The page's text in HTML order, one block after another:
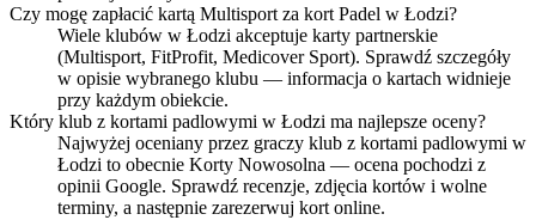
Czy mogę zapłacić kartą Multisport za kort Padel w Łodzi?
Wiele klubów w Łodzi akceptuje karty partnerskie
(Multisport, FitProfit, Medicover Sport). Sprawdź szczegóły
w opisie wybranego klubu — informacja o kartach widnieje
przy każdym obiekcie.
Który klub z kortami padlowymi w Łodzi ma najlepsze oceny?
Najwyżej oceniany przez graczy klub z kortami padlowymi w
Łodzi to obecnie Korty Nowosolna — ocena pochodzi z
opinii Google. Sprawdź recenzje, zdjęcia kortów i wolne
terminy, a następnie zarezerwuj kort online.